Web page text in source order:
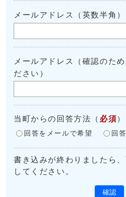
メールアドレス（英数半角）
メールアドレス（確認のた
ださい）
当町からの回答方法 （ 必須 ）
回答をメールで希望 回
書き込みが終わりましたら
してください。
確認